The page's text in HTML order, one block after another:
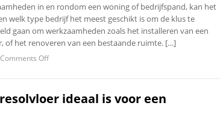
in en rondom een woning of bedrijfspand, kan het
welk type bedrijf het meest geschikt is om de klus te
gaan om werkzaamheden zoals het installeren van een
of het renoveren van een bestaande ruimte. […]
Comments Off
ideaal is voor een